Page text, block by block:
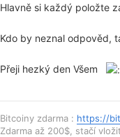
Hlavně si každý položte
Kdo by neznal odpověd,
Přeji hezký den Všem
Bitcoiny zdarma : https://
Zdarma až 200$, stačí